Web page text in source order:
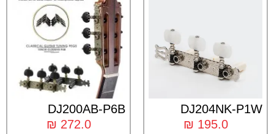
DJ204NK-P1W
₪ 195.0
DJ200AB-P6B
₪ 272.0